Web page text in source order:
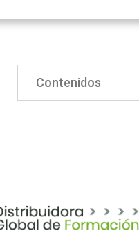
Contenidos